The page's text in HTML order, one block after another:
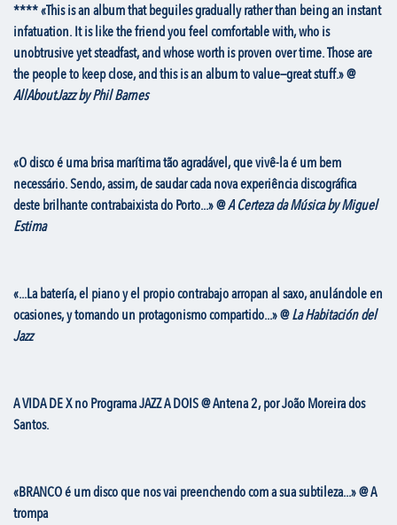
**** «This is an album that beguiles gradually rather than being an instant
infatuation. It is like the friend you feel comfortable with, who is
unobtrusive yet steadfast, and whose worth is proven over time. Those are
the people to keep close, and this is an album to value—great stuff.» @
AllAboutJazz by Phil Barnes
«O disco é uma brisa marítima tão agradável, que vivê-la é um bem
necessário. Sendo, assim, de saudar cada nova experiência discográfica
deste brilhante contrabaixista do Porto...» @A Certeza da Música by Miguel
Estima
«...La batería, el piano y el propio contrabajo arropan al saxo, anulándole en
ocasiones, y tomando un protagonismo compartido...» @La Habitación del
Jazz
A VIDA DE X no Programa JAZZ A DOIS @ Antena 2, por João Moreira dos
Santos.
«BRANCO é um disco que nos vai preenchendo com a sua subtileza...» @ A
trompa